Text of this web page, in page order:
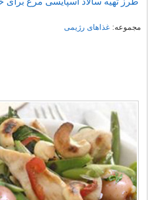
مجموعه:غذاهای رژیمی